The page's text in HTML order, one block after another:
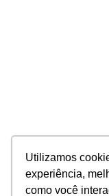
Utilizamos
experiência,
como você